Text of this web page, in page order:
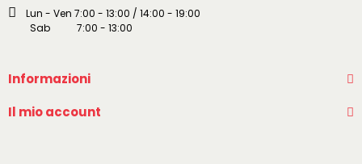
Lun - Ven 7:00 - 13:00 / 14:00 - 19:00
Sab 7:00 - 13:00
Informazioni
Il mio account